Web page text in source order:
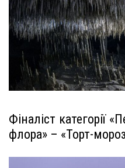
Фіналіст категорії
флора» – «Торт-